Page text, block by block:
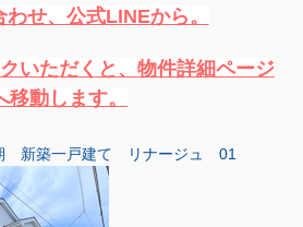
せ、公式LINEから。
いただくと、物件詳細ページ
移動します。
新築一戸建て リナージュ 01